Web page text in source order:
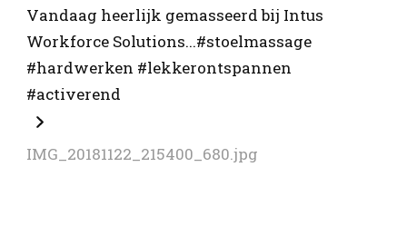
Vandaag heerlijk gemasseerd bij Intus
Workforce Solutions...#stoelmassage
#hardwerken #lekkerontspannen
#activerend
IMG_20181122_215400_680.jpg